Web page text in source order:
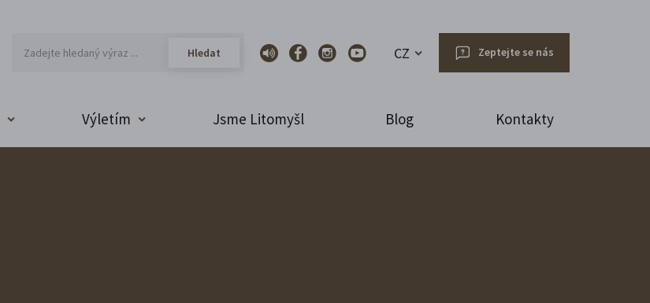
CZ Zeptejte se nás
Výletím Jsme Litomyšl Blog Kontakty